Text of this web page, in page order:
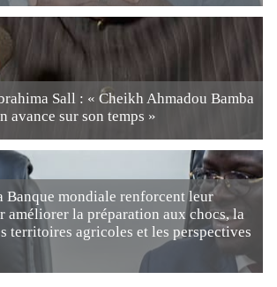
Sall : « Cheikh Ahmadou Bamba
avance sur son temps »
Banque mondiale renforcent leur
améliorer la préparation aux chocs, la
territoires agricoles et les perspectives